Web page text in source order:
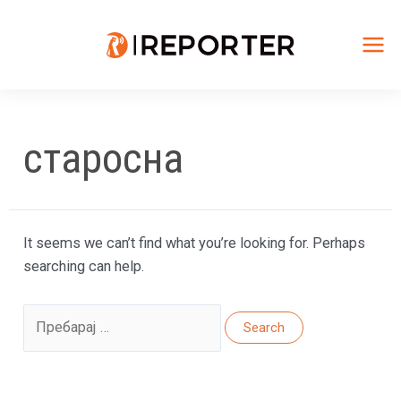
старосна
It seems we can’t find what you’re looking for. Perhaps
searching can help.